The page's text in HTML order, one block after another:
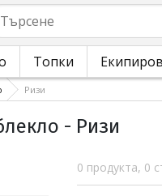
Топки
Ризи
- Ризи
0 продукта, 0